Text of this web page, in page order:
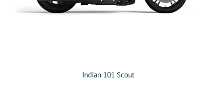
Indian 101 Scout